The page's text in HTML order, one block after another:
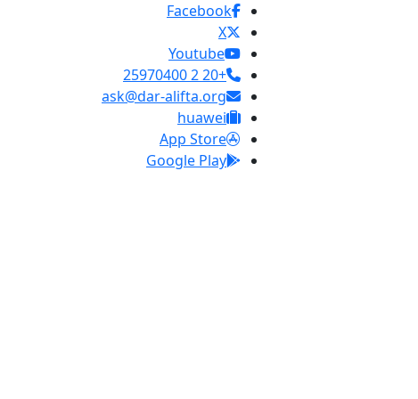
Facebook
X
Youtube
+20 2 25970400
ask@dar-alifta.org
huawei
App Store
Google Play